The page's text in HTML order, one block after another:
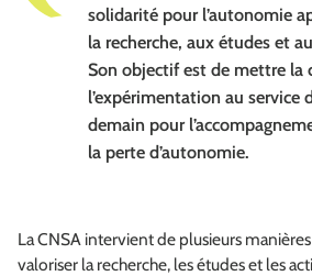
solidarité pour l’autonomie
la recherche, aux études et
Son objectif est de mettre la
l’expérimentation au service
demain pour
la perte d’autonomie.
La CNSA intervient de plusieurs
valoriser la recherche, les études et les